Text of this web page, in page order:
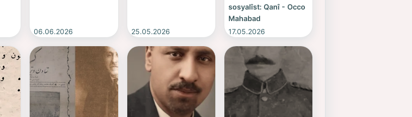
06.06.2026 25.05.2026
sosyalîst: Qanî - Occo
Mahabad
17.05.2026